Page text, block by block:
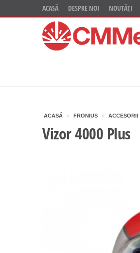
ACASĂ DESPRE NOI NOUTĂȚI
ACASĂ » FRONIUS » ACCESORII
Vizor 4000 Plus